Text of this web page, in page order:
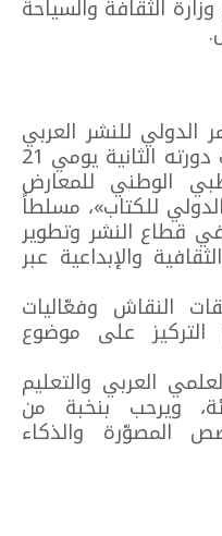
الثقافة والسياحة
الدولي للنشر العربي
والصناعات الإبداعية» فعاليات دورته الثانية يومي 21
الوطني للمعارض
للكتاب»، مسلطاً
قطاع النشر وتطوير
والإبداعية عبر
النقاش وفعّاليات
على موضوع
العربي والتعليم
ويرحب بنخبة من
المصوّرة والذكاء